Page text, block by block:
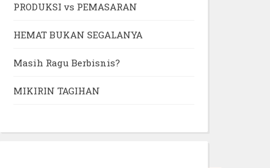
PRODUKSI vs PEMASARAN
HEMAT BUKAN SEGALANYA
Masih Ragu Berbisnis?
MIKIRIN TAGIHAN